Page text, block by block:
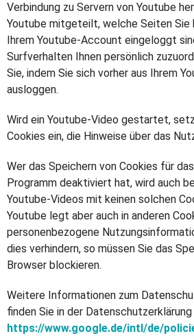
Verbindung zu Servern von Youtube
Youtube mitgeteilt, welche Seiten Sie
Ihrem Youtube-Account eingeloggt
Surfverhalten Ihnen persönlich
Sie, indem Sie sich vorher aus Ihrem
ausloggen.
Wird ein Youtube-Video gestartet,
Cookies ein, die Hinweise über das
Wer das Speichern von Cookies für
Programm deaktiviert hat, wird auch
Youtube-Videos mit keinen solchen
Youtube legt aber auch in anderen
personenbezogene
dies verhindern, so müssen Sie das
Browser blockieren.
Weitere Informationen zum
finden Sie in der
https://www.google.de/intl/de/